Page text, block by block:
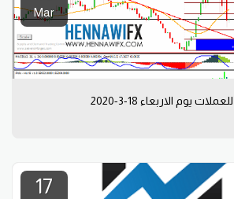
Mar
يوم الاربعاء 18-3-2020
17